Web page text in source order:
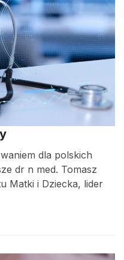
dla polskich
dr n med. Tomasz
Matki i Dziecka, lider